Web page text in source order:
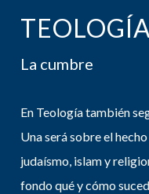
TEOLOGÍA
La cumbre
En Teología también
Una será sobre el
judaísmo, islam y
fondo qué y cómo